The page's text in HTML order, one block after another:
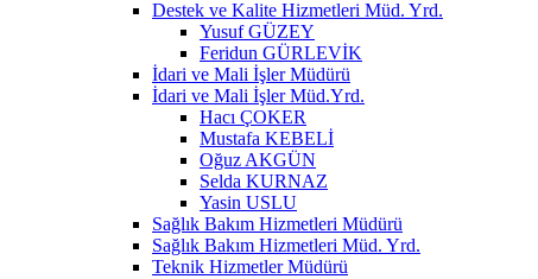
Destek ve Kalite Hizmetleri Müd. Yrd.
Yusuf GÜZEY
Feridun GÜRLEVİK
İdari ve Mali İşler Müdürü
İdari ve Mali İşler Müd.Yrd.
Hacı ÇOKER
Mustafa KEBELİ
Oğuz AKGÜN
Selda KURNAZ
Yasin USLU
Sağlık Bakım Hizmetleri Müdürü
Sağlık Bakım Hizmetleri Müd. Yrd.
Teknik Hizmetler Müdürü